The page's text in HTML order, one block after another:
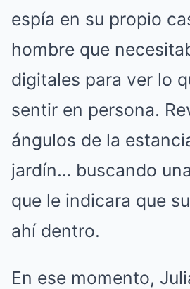
espía en su propio
hombre que
digitales para ver lo
sentir en persona.
ángulos de la
jardín… buscando
que le indicara que
ahí dentro.
En ese momento,